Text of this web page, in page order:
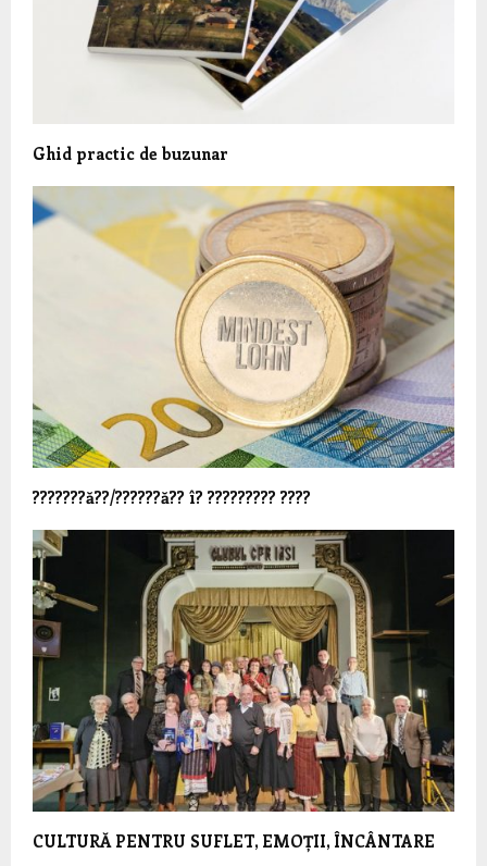
Ghid practic de buzunar
???????ă??/??????ă?? î? ????????? ????
CULTURĂ PENTRU SUFLET, EMOȚII, ÎNCÂNTARE